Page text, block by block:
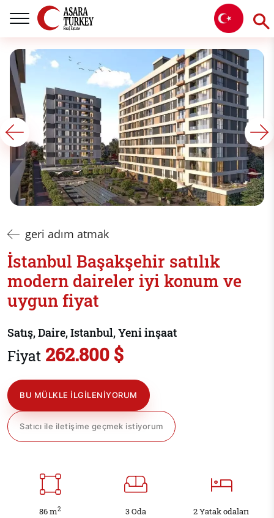
geri adım atmak
İstanbul Başakşehir satılık
modern daireler iyi konum ve
uygun fiyat
Satış, Daire, Istanbul, Yeni inşaat
Fiyat 262.800 $
BU MÜLKLE ILGILENIYORUM
Satıcı ile iletişime geçmek istiyorum
86 m2 3 Oda 2 Yatak odaları